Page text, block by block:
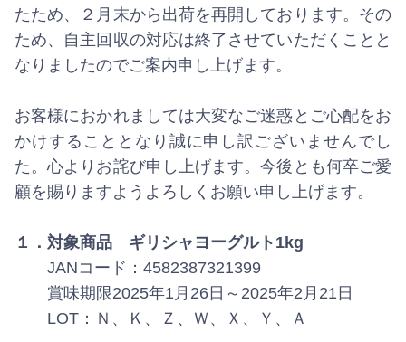
たため、２月末から出荷を再開しております。その
ため、自主回収の対応は終了させていただくことと
なりましたのでご案内申し上げます。
お客様におかれましては大変なご迷惑とご心配をお
かけすることとなり誠に申し訳ございませんでし
た。心よりお詫び申し上げます。今後とも何卒ご愛
顧を賜りますようよろしくお願い申し上げます。
１．対象商品 ギリシャヨーグルト1kg
JANコード：4582387321399
賞味期限2025年1月26日～2025年2月21日
LOT：Ｎ、Ｋ、Ｚ、Ｗ、Ｘ、Ｙ、Ａ